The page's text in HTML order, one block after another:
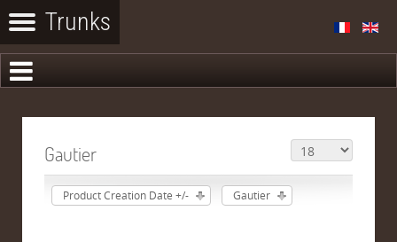
Gautier
Product Creation Date +/- Gautier